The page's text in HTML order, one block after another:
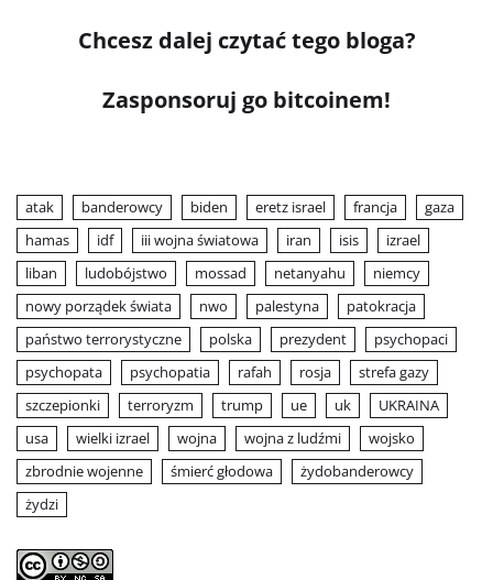
Chcesz dalej czytać tego bloga?
Zasponsoruj go bitcoinem!
atak banderowcy biden eretz israel francja
gaza
hamas
idf iii wojna światowa iran isis
izrael
liban
ludobójstwo mossad netanyahu
niemcy
nowy porządek świata
nwo palestyna
patokracja
państwo terrorystyczne
polska prezydent
psychopaci
psychopata
psychopatia rafah rosja
strefa gazy
szczepionki
terroryzm trump ue uk
UKRAINA
usa
wielki izrael wojna wojna z ludźmi
wojsko
zbrodnie wojenne
śmierć głodowa
żydobanderowcy
żydzi